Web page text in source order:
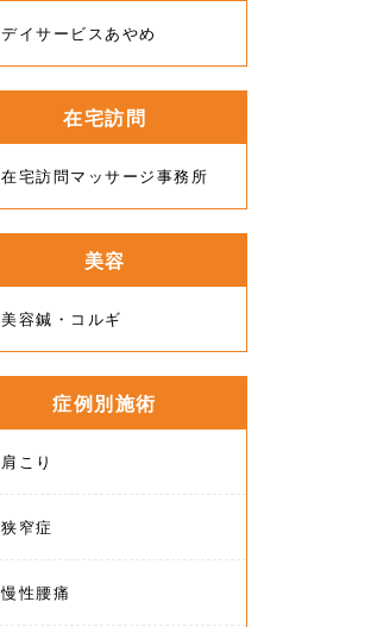
デイサービスあやめ
在宅訪問
在宅訪問マッサージ事務所
美容
美容鍼・コルギ
症例別施術
肩こり
狭窄症
慢性腰痛